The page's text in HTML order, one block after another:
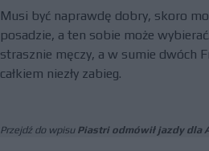
Musi być naprawdę dobry, skoro
posadzie, a ten sobie może
strasznie męczy, a w sumie dwóch
całkiem niezły zabieg.
Przejdź do wpisu Piastri odmówił jazdy dla